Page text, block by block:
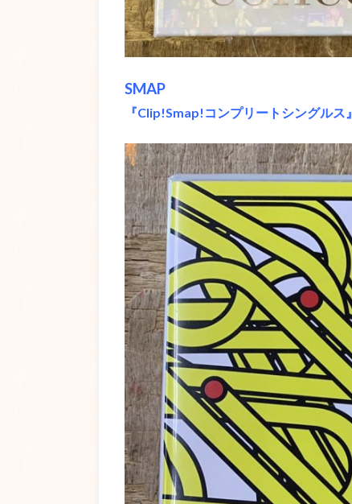
SMAP
『Clip!Smap!コンプリートシングルス』